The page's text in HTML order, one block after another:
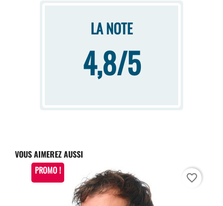
LA NOTE
4,8/5
VOUS AIMEREZ AUSSI
PROMO !
favorite_border